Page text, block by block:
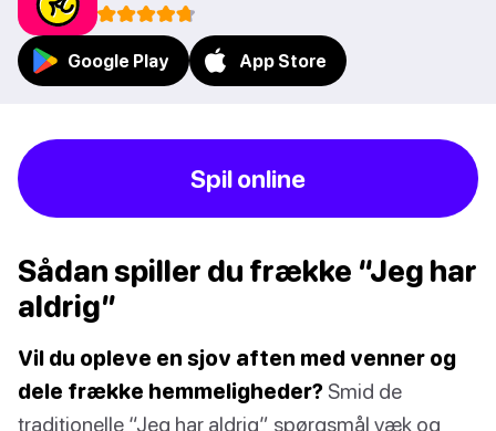
Google Play App Store
Spil online
Sådan spiller du frække “Jeg har
aldrig”
Vil du opleve en sjov aften med venner og
dele frække hemmeligheder? Smid de
traditionelle “Jeg har aldrig” spørgsmål væk og